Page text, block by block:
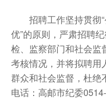
招聘工作坚持贯彻“
优”的原则，严肃招聘
检、监察部门和社会监
考核情况，并将拟聘用
群众和社会监督，杜绝
电话：高邮市纪委